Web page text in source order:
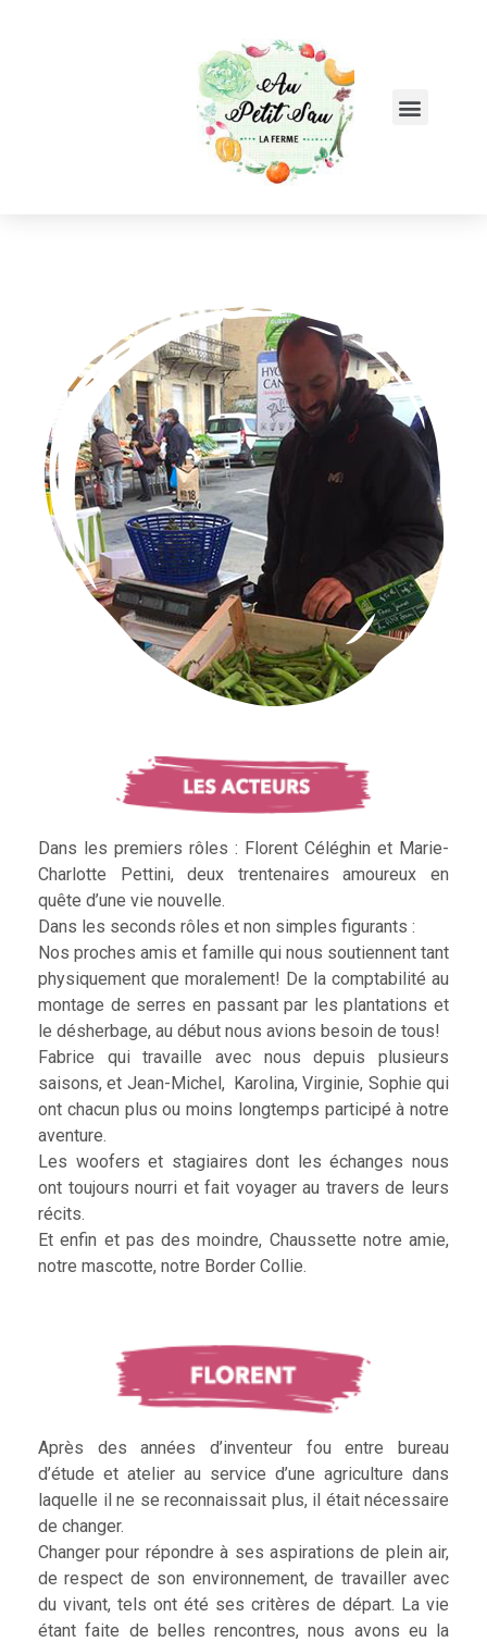
Dans les premiers rôles : Florent Céléghin et Marie-
Charlotte Pettini, deux trentenaires amoureux en
quête d’une vie nouvelle.
Dans les seconds rôles et non simples figurants :
Nos proches amis et famille qui nous soutiennent tant
physiquement que moralement! De la comptabilité au
montage de serres en passant par les plantations et
le désherbage, au début nous avions besoin de tous!
Fabrice qui travaille avec nous depuis plusieurs
saisons, et Jean-Michel, Karolina, Virginie, Sophie qui
ont chacun plus ou moins longtemps participé à notre
aventure.
Les woofers et stagiaires dont les échanges nous
ont toujours nourri et fait voyager au travers de leurs
récits.
Et enfin et pas des moindre, Chaussette notre amie,
notre mascotte, notre Border Collie.
Après des années d’inventeur fou entre bureau
d’étude et atelier au service d’une agriculture dans
laquelle il ne se reconnaissait plus, il était nécessaire
de changer.
Changer pour répondre à ses aspirations de plein air,
de respect de son environnement, de travailler avec
du vivant, tels ont été ses critères de départ. La vie
étant faite de belles rencontres, nous avons eu la